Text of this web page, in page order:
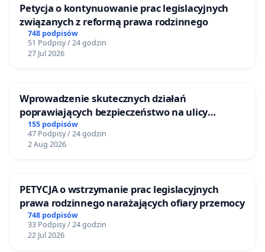
Petycja o kontynuowanie prac legislacyjnych
związanych z reformą prawa rodzinnego
748 podpisów
51 Podpisy / 24 godzin
27 Jul 2026
Wprowadzenie skutecznych działań
poprawiających bezpieczeństwo na ulicy
Żeromskiego w Otwocku
155 podpisów
47 Podpisy / 24 godzin
2 Aug 2026
PETYCJA o wstrzymanie prac legislacyjnych
prawa rodzinnego narażających ofiary przemocy
748 podpisów
33 Podpisy / 24 godzin
22 Jul 2026